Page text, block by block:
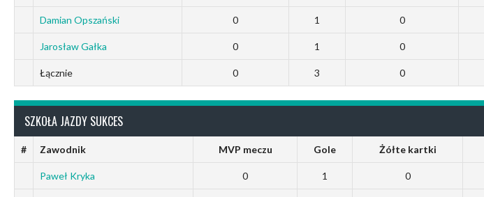
Damian Opszański 0 1 0
Jarosław Gałka 0 1 0
Łącznie 0 3 0
SZKOŁA JAZDY SUKCES
# Zawodnik MVP meczu Gole Żółte kartki
Paweł Kryka 0 1 0